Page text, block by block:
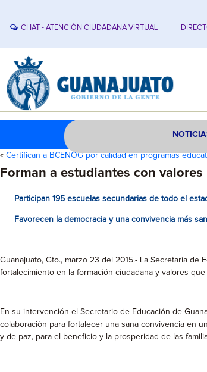
CHAT - ATENCIÓN CIUDADANA VIRTUAL
« Certifican a BCENOG por calidad en programas
Forman a estudiantes con
Participan 195 escuelas secundarias de todo el
Favorecen la democracia y una convivencia más
Guanajuato, Gto., marzo 23 del 2015.- La Secretaría
fortalecimiento en la formación ciudadana y valores
En su intervención el Secretario de Educación de
colaboración para fortalecer una sana convivencia en
y de paz, para el beneficio y la prosperidad de las